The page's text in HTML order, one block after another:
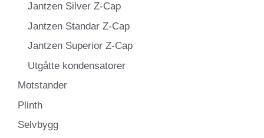
Jantzen Silver Z-Cap
Jantzen Standar Z-Cap
Jantzen Superior Z-Cap
Utgåtte kondensatorer
Motstander
Plinth
Selvbygg